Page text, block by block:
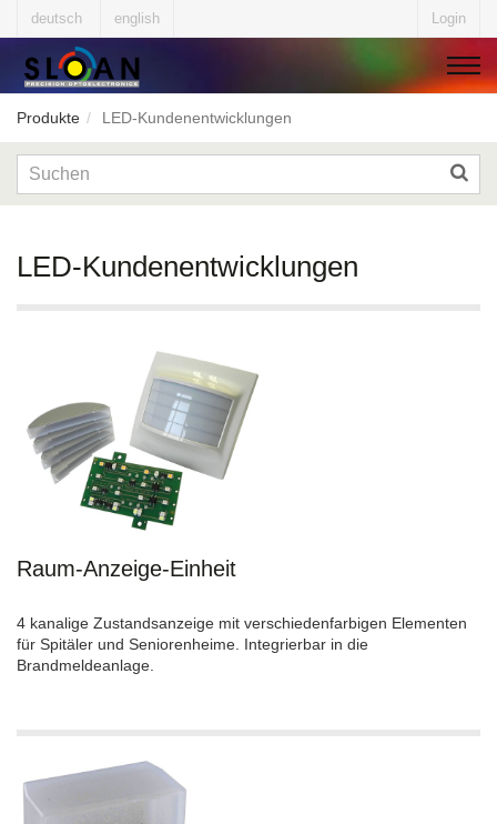
deutsch english Login
Produkte LED-Kundenentwicklungen
LED-Kundenentwicklungen
Raum-Anzeige-Einheit
4 kanalige Zustandsanzeige mit verschiedenfarbigen Elementen
für Spitäler und Seniorenheime. Integrierbar in die
Brandmeldeanlage.